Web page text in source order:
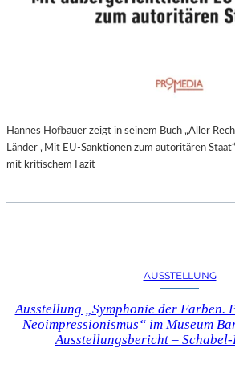
Hannes Hofbauer zeigt in seinem Buch „Aller
Länder „Mit EU-Sanktionen zum autoritären
mit kritischem Fazit
AUSSTELLUNG
Ausstellung „Symphonie der Farben.
Neoimpressionismus“ im Museum
Ausstellungsbericht –